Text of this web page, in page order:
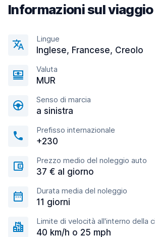
Informazioni sul viaggio
Lingue
Inglese, Francese, Creolo
Valuta
MUR
Senso di marcia
a sinistra
Prefisso internazionale
+230
Prezzo medio del noleggio auto
37 € al giorno
Durata media del noleggio
11 giorni
Limite di velocità all'interno della
40 km/h o 25 mph